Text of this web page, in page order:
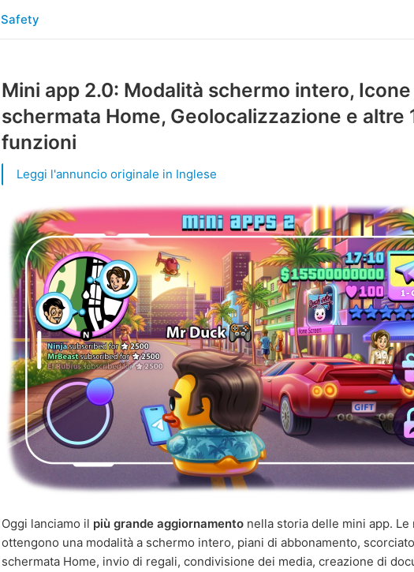
Safety
Mini app 2.0: Modalità schermo intero, Icone
schermata Home, Geolocalizzazione e altre
funzioni
Leggi l'annuncio originale in Inglese
Oggi lanciamo il più grande aggiornamento nella storia delle mini app. Le
ottengono una modalità a schermo intero, piani di abbonamento,
schermata Home, invio di regali, condivisione dei media, creazione di